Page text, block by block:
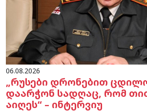
06.08.2026
„რუსები დრონებით
დაარჭონ სადღაც, რომ
აიღეს“ – ინტერვიუ